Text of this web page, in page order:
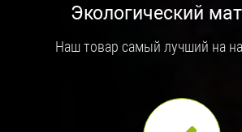
Экологический
Наш товар самый лучший на